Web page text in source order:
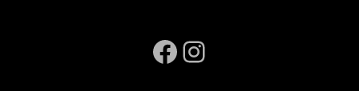
Facebook
Instagram